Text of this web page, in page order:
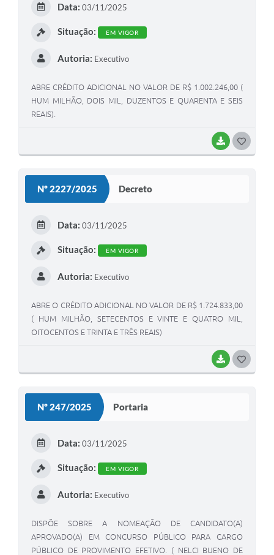
BAIXAR
Data: 03/11/2025
Situação: EM VIGOR
Autoria: Executivo
ABRE CRÉDITO ADICIONAL NO VALOR DE R$ 1.002.246,00 (
HUM MILHÃO, DOIS MIL, DUZENTOS E QUARENTA E SEIS
REAIS).
Nº 2227/2025 Decreto
BAIXAR
Data: 03/11/2025
Situação: EM VIGOR
Autoria: Executivo
ABRE O CRÉDITO ADICIONAL NO VALOR DE R$ 1.724.833,00
( HUM MILHÃO, SETECENTOS E VINTE E QUATRO MIL,
OITOCENTOS E TRINTA E TRÊS REAIS)
Nº 247/2025 Portaria
Data: 03/11/2025
Situação: EM VIGOR
Autoria: Executivo
DISPÕE SOBRE A NOMEAÇÃO DE CANDIDATO(A)
APROVADO(A) EM CONCURSO PÚBLICO PARA CARGO
PÚBLICO DE PROVIMENTO EFETIVO. ( NELCI BUENO DE